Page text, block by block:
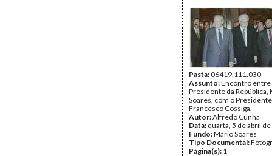
Pasta:06419.111.030
Assunto:Encontro entre
Presidente da República,
Soares, com o
Francesco Cossiga.
Autor:Alfredo Cunha
Data: quarta, 5 de abril
Fundo:Mário Soares
Tipo Documental:
Página(s): 1